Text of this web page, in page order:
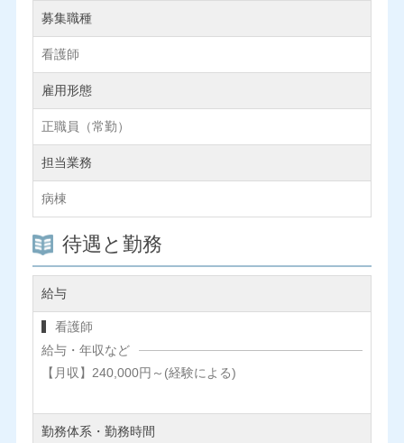
募集職種
看護師
雇用形態
正職員（常勤）
担当業務
病棟
待遇と勤務
給与
看護師
給与・年収など
【月収】240,000円～(経験による)
勤務体系・勤務時間